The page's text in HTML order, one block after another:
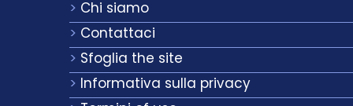
Chi siamo
Contattaci
Sfoglia the site
Informativa sulla privacy